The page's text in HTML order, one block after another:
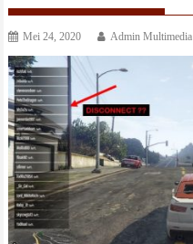
Mei 24, 2020 Admin Multimedia